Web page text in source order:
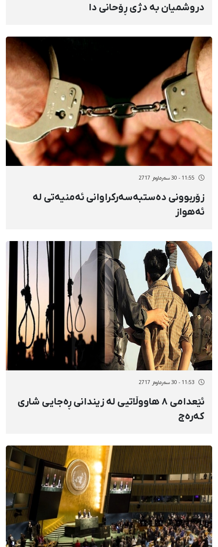
دروشمیان بە دژی ڕۆحانی دا
11:55 - 30 سەرماوەز 2717
زۆربوونی دەستبەسەرکراوانی ئەمنیەتی لە
ئەهواز
11:53 - 30 سەرماوەز 2717
ئێعدامی ٨ هاووڵاتیی لە زیندانی ڕەجایی شاری
کەرەج